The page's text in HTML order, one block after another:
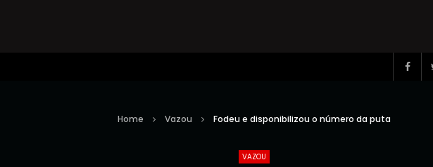
Home Vazou Fodeu e disponibilizou o número da puta
VAZOU